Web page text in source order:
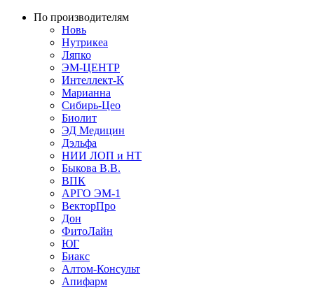
По производителям
Новь
Нутрикеа
Ляпко
ЭМ-ЦЕНТР
Интеллект-К
Марианна
Сибирь-Цео
Биолит
ЭД Медицин
Дэльфа
НИИ ЛОП и НТ
Быкова В.В.
ВПК
АРГО ЭМ-1
ВекторПро
Дон
ФитоЛайн
ЮГ
Биакс
Алтом-Консульт
Апифарм